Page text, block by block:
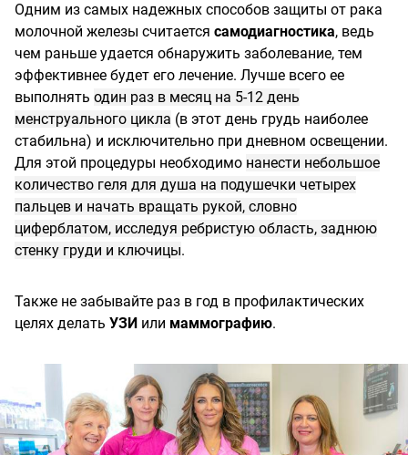
Одним из самых надежных способов защиты от рака
молочной железы считается самодиагностика, ведь
чем раньше удается обнаружить заболевание, тем
эффективнее будет его лечение. Лучше всего ее
выполнять один раз в месяц на 5-12 день
менструального цикла (в этот день грудь наиболее
стабильна) и исключительно при дневном освещении.
Для этой процедуры необходимо нанести небольшое
количество геля для душа на подушечки четырех
пальцев и начать вращать рукой, словно
циферблатом, исследуя ребристую область, заднюю
стенку груди и ключицы.
Также не забывайте раз в год в профилактических
целях делать УЗИ или маммографию.